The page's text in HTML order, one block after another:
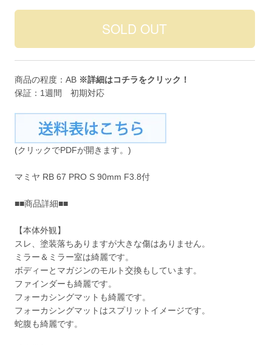
商品の程度：AB ※詳細はコチラをクリック！
保証：1週間 初期対応
(クリックでPDFが開きます。)
マミヤ RB 67 PRO S 90mm F3.8付
■■商品詳細■■
【本体外観】
スレ、塗装落ちありますが大きな傷はありません。
ミラー＆ミラー室は綺麗です。
ボディーとマガジンのモルト交換もしています。
ファインダーも綺麗です。
フォーカシングマットも綺麗です。
フォーカシングマットはスプリットイメージです。
蛇腹も綺麗です。